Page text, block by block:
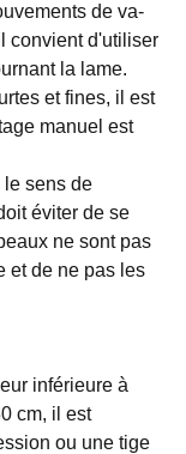
de va-
convient d'utiliser
la lame.
et fines, il est
manuel est
le sens de
éviter de se
ne sont pas
et de ne pas les
inférieure à
cm, il est
ou une tige